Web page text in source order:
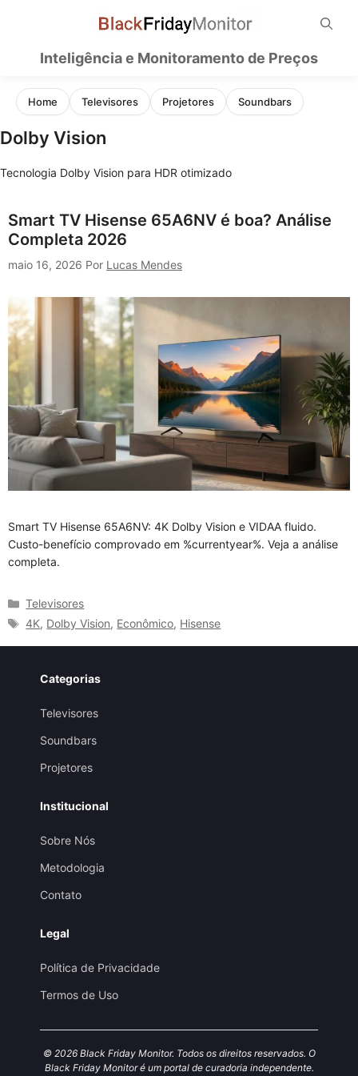
conteúdoInteligência e Monitoramento de Preços
Home Televisores Projetores Soundbars
Dolby Vision
Tecnologia Dolby Vision para HDR otimizado
Smart TV Hisense 65A6NV é boa? Análise
Completa 2026
maio 16, 2026 Por Lucas Mendes
Smart TV Hisense 65A6NV: 4K Dolby Vision e VIDAA fluido.
Custo-benefício comprovado em %currentyear%. Veja a análise
completa.
Categorias
Televisores
Tags
4K, Dolby Vision, Econômico, Hisense
Categorias
Televisores
Soundbars
Projetores
Institucional
Sobre Nós
Metodologia
Contato
Legal
Política de Privacidade
Termos de Uso
© 2026 Black Friday Monitor. Todos os direitos reservados. O
Black Friday Monitor é um portal de curadoria independente.